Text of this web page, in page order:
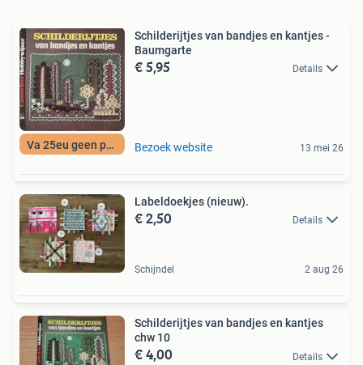
Va 25eu geen porto
Schilderijtjes van bandjes en kantjes -
Baumgarte
€ 5,95 Details
Bezoek website 13 mei 26
Labeldoekjes (nieuw).
€ 2,50 Details
Schijndel 2 aug 26
Schilderijtjes van bandjes en kantjes
chw 10
€ 4,00 Details